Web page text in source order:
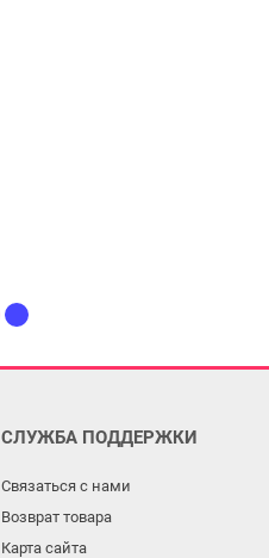
СЛУЖБА ПОДДЕРЖКИ
Связаться с нами
Возврат товара
Карта сайта